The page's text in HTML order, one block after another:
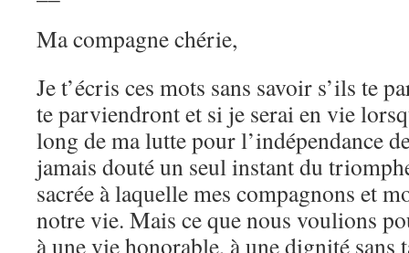
Ma compagne chérie,
Je t’écris ces mots sans savoir s’ils te
te parviendront et si je serai en vie
long de ma lutte pour l’indépendance
jamais douté un seul instant du
sacrée à laquelle mes compagnons et
notre vie. Mais ce que nous voulions
à une vie honorable, à une dignité sans